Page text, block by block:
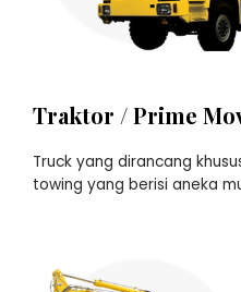
Traktor / Prime
Truck yang dirancang
towing yang berisi aneka